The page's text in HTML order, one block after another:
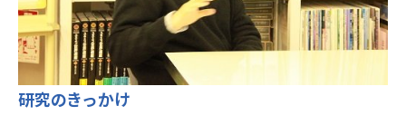
研究のきっかけ